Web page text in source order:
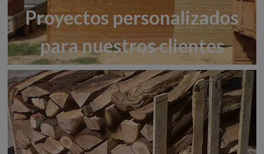
Proyectos personalizados
para nuestros clientes